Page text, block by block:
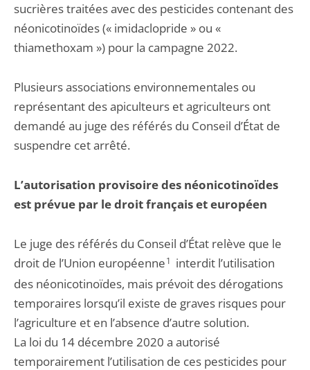
sucrières traitées avec des pesticides contenant des
néonicotinoïdes (« imidaclopride » ou «
thiamethoxam ») pour la campagne 2022.
Plusieurs associations environnementales ou
représentant des apiculteurs et agriculteurs ont
demandé au juge des référés du Conseil d’État de
suspendre cet arrêté.
L’autorisation provisoire des néonicotinoïdes
est prévue par le droit français et européen
Le juge des référés du Conseil d’État relève que le
droit de l’Union européenne1 interdit l’utilisation
des néonicotinoïdes, mais prévoit des dérogations
temporaires lorsqu’il existe de graves risques pour
l’agriculture et en l’absence d’autre solution.
La loi du 14 décembre 2020 a autorisé
temporairement l’utilisation de ces pesticides pour